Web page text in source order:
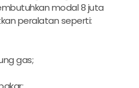
modal 8 juta
peralatan seperti:
gas;